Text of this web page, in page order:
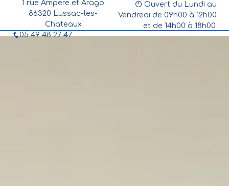
1 rue Ampère et Arago
86320 Lussac-les-
Chateaux
05 49 48 27 47
Ouvert du Lundi au
Vendredi de 09h00 à 12h00
et de 14h00 à 18h00.
Panneau de gestion des cookies